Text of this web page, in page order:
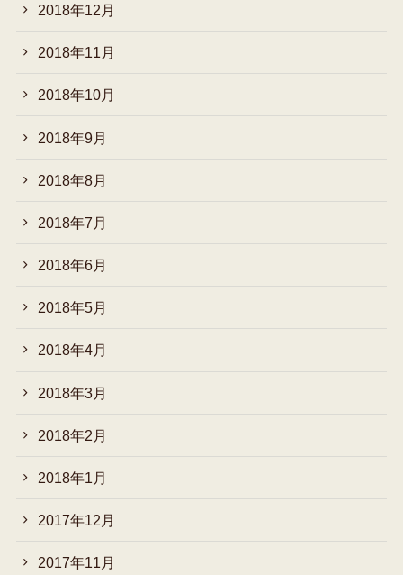
2018年12月
2018年11月
2018年10月
2018年9月
2018年8月
2018年7月
2018年6月
2018年5月
2018年4月
2018年3月
2018年2月
2018年1月
2017年12月
2017年11月